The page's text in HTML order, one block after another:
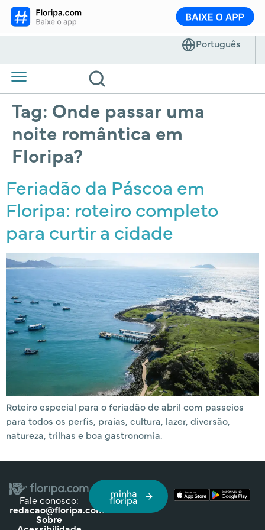
Tag: Onde passar uma
noite romântica em
Floripa?
Feriadão da Páscoa em
Floripa: roteiro completo
para curtir a cidade
Roteiro especial para o feriadão de abril com passeios
para todos os perfis, praias, cultura, lazer, diversão,
natureza, trilhas e boa gastronomia.
Fale conosco:
redacao@floripa.com
Sobre
minha
floripa